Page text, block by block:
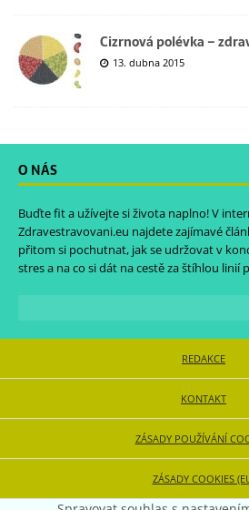
Cizrnová polévka –
13. dubna 2015
O NÁS
Buďte fit a užívejte si života naplno! V
Zdravestravovani.eu najdete zajímavé
přitom si pochutnat, jak se udržovat v
stres a na co si dát na cestě za štíhlou linií
REDAKCE
KONTAKT
ZÁSADY POUŽÍVÁNÍ
ZÁSADY COOKIES